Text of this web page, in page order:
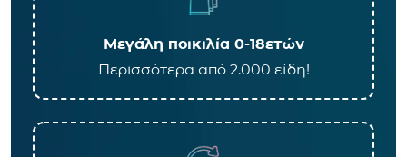
Μεγάλη ποικιλία 0-18ετών
Περισσότερα από 2.000 είδη!